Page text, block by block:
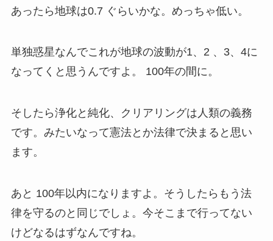
あったら地球は0.7 ぐらいかな。めっちゃ低い。
単独惑星なんでこれが地球の波動が1、2 、3、4に
なってくと思うんですよ。 100年の間に。
そしたら浄化と純化、クリアリングは 人類の義務
です。みたいなって憲法とか法律で決まると思い
ます。
あと 100年以内になりますよ。そうしたら もう法
律を守るのと同じでしょ。今そこまで行ってない
けどなるはずなんですね。